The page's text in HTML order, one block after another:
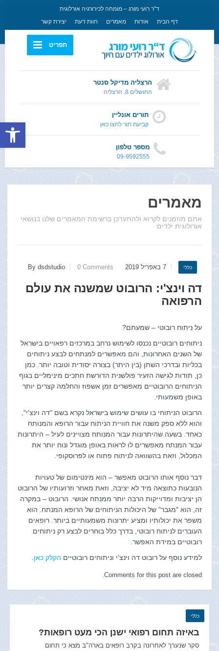
פתח
ד"ר רועי מורג – מומחה לכירורגיה אורלוגית
דף הבית
אודות מאמרים חוות דעת יצירת קשר
תפריט
הרצליה מדיקל סנטר
החושלים 8, הרצליה
תורים אונליין
קביעת תור לחצו כאן
מספר טלפון
09-9592555
מאמרים
אתם מוזמנים לקרוא ולהתעדכן ברשימת המאמרים שלנו בנושאי
אורולוגית ילדים
כללי 7 באפריל 2019 By dsdstudio 0 Comments
דה וינצ'י: הרובוט שמשנה את עולם
הרפואה
על ניתוח רובוטי – שמעתם?
ניתוחים רובוטיים נכנסו לשימוש נרחב במרכזים רפאויים בישראל
של השנים האחרונות, והם מאפשרים למנתחים לבצע ניתוחים
בכליות ובדרכי השתן (בין היתר) בצורה יסודית וטובה יותר. כמן
כן, תודות לגישה הזעיר פולשנית הדורשת חתכים מינימליים בגוף
הניתוחים הרובוטיים מאפשרים זמן אשפוז והחלמה קצרים יותר
באופן משמעותי.
הרובוט הניתוחי בו עושים שימוש בישראל נקרא בשם "דה וינצ'י",
והוא ללא ספק משנה את חוויית הניתוח עבור הרופא והמנותח
כאחד. בשעה שהיתרונות עבור המנותח מצויינים לעיל – היתרונות
עבור המנתח מאפשרים לו לראות באופן מוגדל ונוח יותר את
המכלול, וזאת בהשוואה לניתוח פתוח או לפרוסקופי.
דבר נוסף אותו הרובוט מאפשר – הוא מינטימום של טעויות
הנובעות כתוצאה מיד לא יציבה, וזאת מאחר וזרועותיו של הרובוט
הן יציבות ומדוייקות הרבה יותר ממנתח אנושי. הרובוט – במקרה
זה, הוא "מגבר" של היכולות הניתוחים של הרופא המנתח. הוא
משפר את יכולותיו ומציע יתרונות משמעותיים ביותר. רופאים
העוברים לניתוח רובוטי, בדרך כלל בוחרים לבצע רק ניתוחים
רובוטיים במידת האפשר.
למידע נוסף על רובוט דה וינצ'י וניתוחים רובוטיים הקלק כאן.
Comments for this post are closed.
כללי
באיזה תחום רפואי ישנן הכי מעט רופאות?
סקר שנערך לאחרונה בקרב רופאים בארה"ב מצא כי תחום